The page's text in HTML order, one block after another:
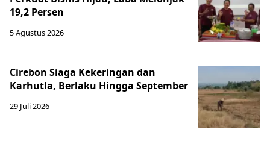
19,2 Persen
5 Agustus 2026
Cirebon Siaga Kekeringan dan
Karhutla, Berlaku Hingga September
29 Juli 2026